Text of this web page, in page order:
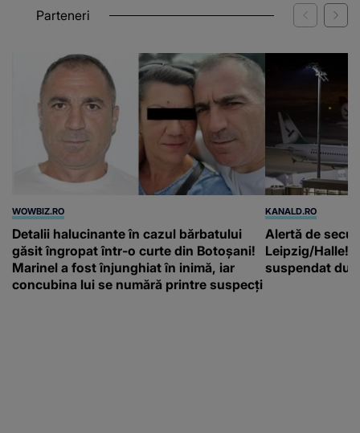
Parteneri
WOWBIZ.RO
Detalii halucinante în cazul bărbatului
găsit îngropat într-o curte din Botoșani!
Marinel a fost înjunghiat în inimă, iar
concubina lui se numără printre suspecți
KANALD.RO
Alertă de
Leipzig/Halle!
suspendat